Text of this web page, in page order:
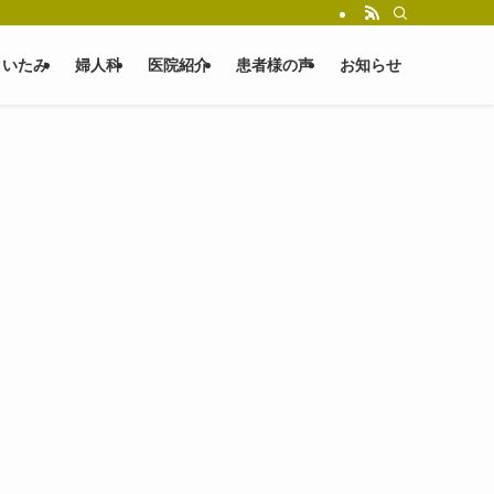
いたみ 婦人科 医院紹介 患者様の声 お知らせ